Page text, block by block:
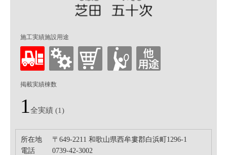
施工実績施設用途
掲載実績棟数
1全実績 (1)
所在地
〒649-2211 和歌山県西牟婁郡白浜町1296-1
電話
0739-42-3002